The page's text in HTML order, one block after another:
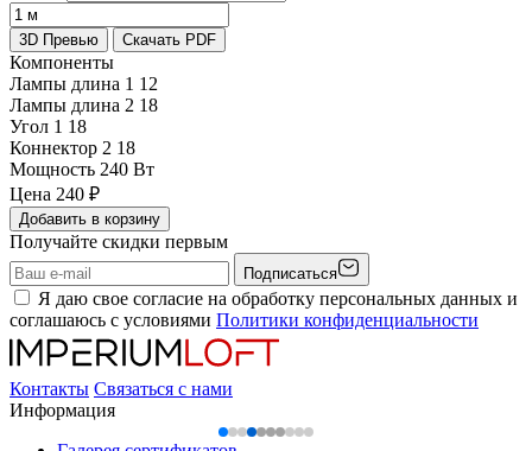
3D Превью Скачать PDF
Компоненты
Лампы длина 1 12
Лампы длина 2 18
Угол 1 18
Коннектор 2 18
Мощность 240 Вт
Цена 240 ₽
Добавить в корзину
Получайте скидки первым
Подписаться
Я даю свое согласие на обработку персональных данных и
соглашаюсь с условиями Политики конфиденциальности
Контакты Связаться с нами
Информация